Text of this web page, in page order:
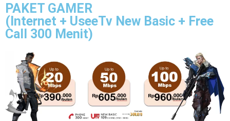
PAKET GAMER
(Internet + UseeTv New Basic + Free
Call 300 Menit)